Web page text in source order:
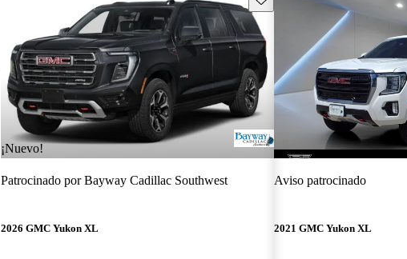
¡Nuevo!
Patrocinado porBayway Cadillac Southwest
2026 GMC Yukon XL
Aviso patrocinado
2021 GMC Yukon XL